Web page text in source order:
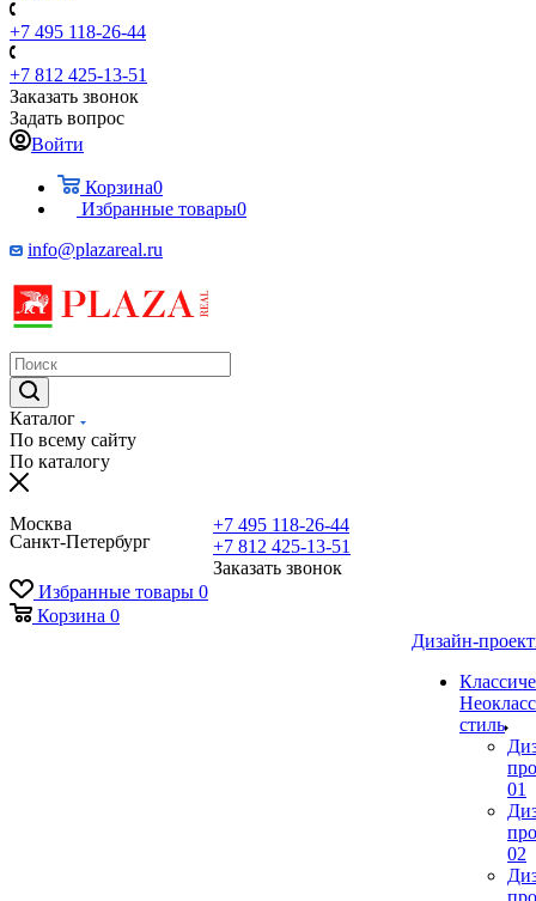
+7 495 118-26-44
+7 812 425-13-51
Заказать звонок
Задать вопрос
Войти
Корзина0
Избранные товары0
info@plazareal.ru
Каталог
По всему сайту
По каталогу
Москва
Санкт-Петербург
+7 495 118-26-44
+7 812 425-13-51
Заказать звонок
Избранные товары 0
Корзина 0
Дизайн-
стиль
01
02